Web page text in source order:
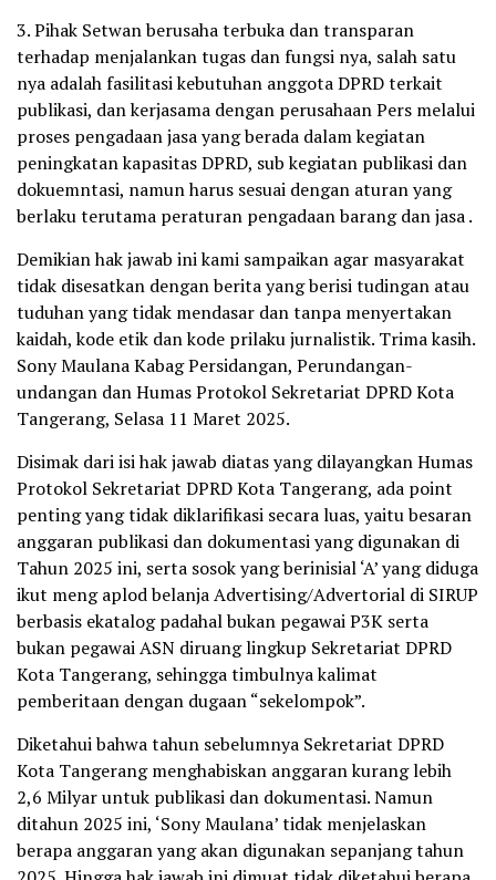
3. Pihak Setwan berusaha terbuka dan transparan
terhadap menjalankan tugas dan fungsi nya, salah satu
nya adalah fasilitasi kebutuhan anggota DPRD terkait
publikasi, dan kerjasama dengan perusahaan Pers melalui
proses pengadaan jasa yang berada dalam kegiatan
peningkatan kapasitas DPRD, sub kegiatan publikasi dan
dokuemntasi, namun harus sesuai dengan aturan yang
berlaku terutama peraturan pengadaan barang dan jasa .
Demikian hak jawab ini kami sampaikan agar masyarakat
tidak disesatkan dengan berita yang berisi tudingan atau
tuduhan yang tidak mendasar dan tanpa menyertakan
kaidah, kode etik dan kode prilaku jurnalistik. Trima kasih.
Sony Maulana Kabag Persidangan, Perundangan-
undangan dan Humas Protokol Sekretariat DPRD Kota
Tangerang, Selasa 11 Maret 2025.
Disimak dari isi hak jawab diatas yang dilayangkan Humas
Protokol Sekretariat DPRD Kota Tangerang, ada point
penting yang tidak diklarifikasi secara luas, yaitu besaran
anggaran publikasi dan dokumentasi yang digunakan di
Tahun 2025 ini, serta sosok yang berinisial ‘A’ yang diduga
ikut meng aplod belanja Advertising/Advertorial di SIRUP
berbasis ekatalog padahal bukan pegawai P3K serta
bukan pegawai ASN diruang lingkup Sekretariat DPRD
Kota Tangerang, sehingga timbulnya kalimat
pemberitaan dengan dugaan “sekelompok”.
Diketahui bahwa tahun sebelumnya Sekretariat DPRD
Kota Tangerang menghabiskan anggaran kurang lebih
2,6 Milyar untuk publikasi dan dokumentasi. Namun
ditahun 2025 ini, ‘Sony Maulana’ tidak menjelaskan
berapa anggaran yang akan digunakan sepanjang tahun